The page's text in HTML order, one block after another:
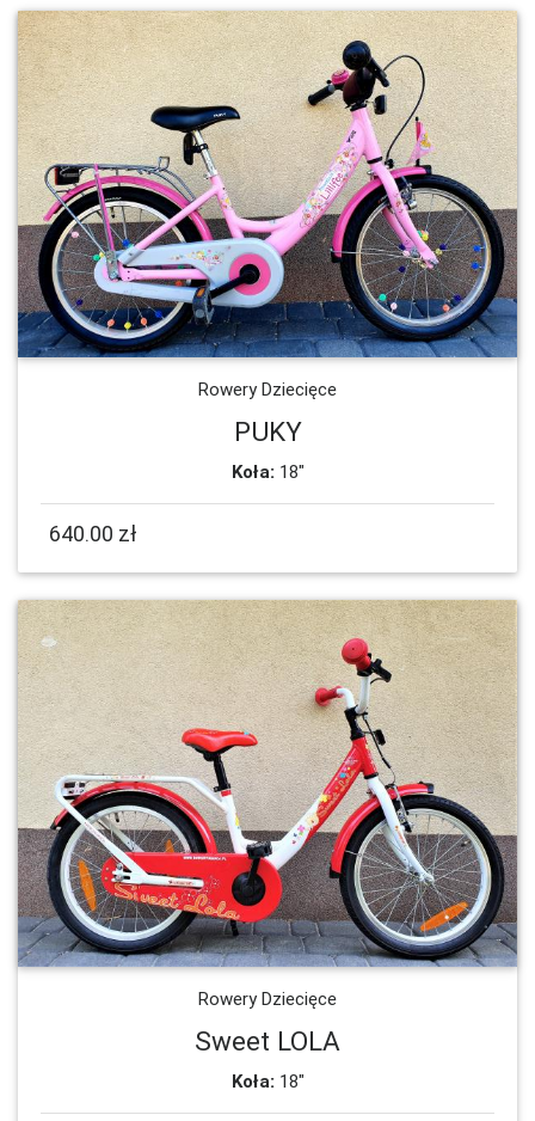
Rowery Dziecięce
PUKY
Koła: 18"
640.00 zł
Rowery Dziecięce
Sweet LOLA
Koła: 18"